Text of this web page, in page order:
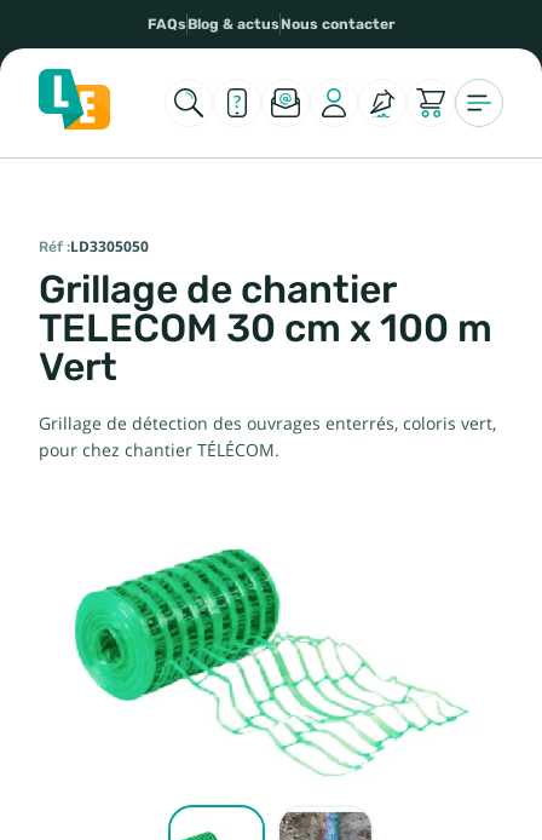
FAQsBlog & actusNous contacter
Réf :LD3305050
Grillage de chantier
TELECOM 30 cm x 100 m
Vert
Grillage de détection des ouvrages enterrés, coloris vert,
pour chez chantier TÉLÉCOM.